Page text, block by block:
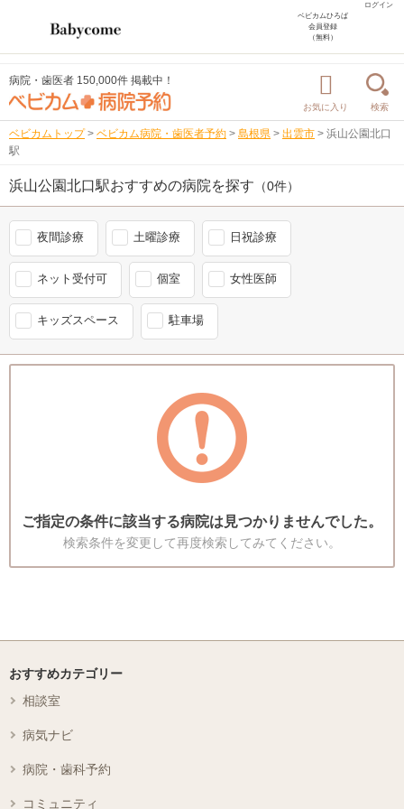
ログイン
ベビカムひろば
会員登録
（無料）
病院・歯医者 150,000件 掲載中！
お気に入り 検索
ベビカムトップ > ベビカム病院・歯医者予約 > 島根県 > 出雲市 > 浜山公園北口
駅
浜山公園北口駅おすすめの病院を探す （0件）
夜間診療 土曜診療 日祝診療
ネット受付可 個室 女性医師
キッズスペース 駐車場
ご指定の条件に該当する病院は見つかりませんでした。
検索条件を変更して再度検索してみてください。
おすすめカテゴリー
相談室
病気ナビ
病院・歯科予約
コミュニティ